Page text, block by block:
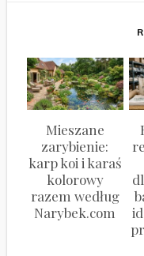
Mieszane
zarybienie:
karp koi i karaś
kolorowy
razem według
Narybek.com